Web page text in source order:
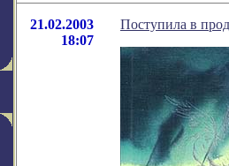
21.02.2003
18:07
Поступила в